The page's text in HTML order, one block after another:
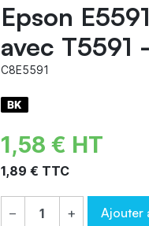
Epson
avec T5591
C8E5591
1,58 € HT
1,89 € TTC
− + Ajouter